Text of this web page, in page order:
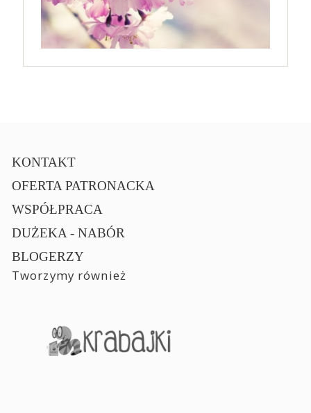
KONTAKT
OFERTA PATRONACKA
WSPÓŁPRACA
DUŻEKA - NABÓR
BLOGERZY
Tworzymy również